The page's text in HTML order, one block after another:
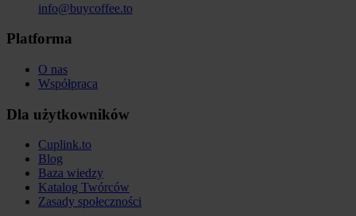
info@buycoffee.to
Platforma
O nas
Współpraca
Dla użytkowników
Cuplink.to
Blog
Baza wiedzy
Katalog Twórców
Zasady społeczności